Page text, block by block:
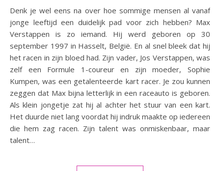
Denk je wel eens na over hoe sommige mensen al vanaf
jonge leeftijd een duidelijk pad voor zich hebben? Max
Verstappen is zo iemand. Hij werd geboren op 30
september 1997 in Hasselt, België. En al snel bleek dat hij
het racen in zijn bloed had. Zijn vader, Jos Verstappen, was
zelf een Formule 1-coureur en zijn moeder, Sophie
Kumpen, was een getalenteerde kart racer. Je zou kunnen
zeggen dat Max bijna letterlijk in een raceauto is geboren.
Als klein jongetje zat hij al achter het stuur van een kart.
Het duurde niet lang voordat hij indruk maakte op iedereen
die hem zag racen. Zijn talent was onmiskenbaar, maar
talent…